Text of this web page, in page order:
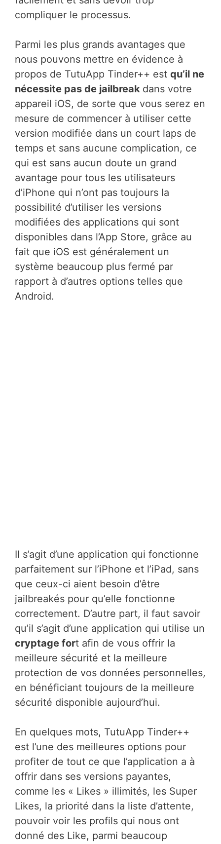
compliquer le processus.
Parmi les plus grands avantages que
nous pouvons mettre en évidence à
propos de TutuApp Tinder++ est qu’il ne
nécessite pas de jailbreak dans votre
appareil iOS, de sorte que vous serez en
mesure de commencer à utiliser cette
version modifiée dans un court laps de
temps et sans aucune complication, ce
qui est sans aucun doute un grand
avantage pour tous les utilisateurs
d’iPhone qui n’ont pas toujours la
possibilité d’utiliser les versions
modifiées des applications qui sont
disponibles dans l’App Store, grâce au
fait que iOS est généralement un
système beaucoup plus fermé par
rapport à d’autres options telles que
Android.
Il s’agit d’une application qui fonctionne
parfaitement sur l’iPhone et l’iPad, sans
que ceux-ci aient besoin d’être
jailbreakés pour qu’elle fonctionne
correctement. D’autre part, il faut savoir
qu’il s’agit d’une application qui utilise un
cryptage fort afin de vous offrir la
meilleure sécurité et la meilleure
protection de vos données personnelles,
en bénéficiant toujours de la meilleure
sécurité disponible aujourd’hui.
En quelques mots, TutuApp Tinder++
est l’une des meilleures options pour
profiter de tout ce que l’application a à
offrir dans ses versions payantes,
comme les « Likes » illimités, les Super
Likes, la priorité dans la liste d’attente,
pouvoir voir les profils qui nous ont
donné des Like, parmi beaucoup